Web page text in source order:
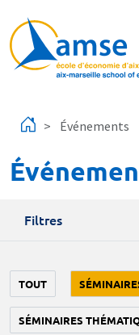
Événements
Filtres
TOUT
SÉMINAIRES